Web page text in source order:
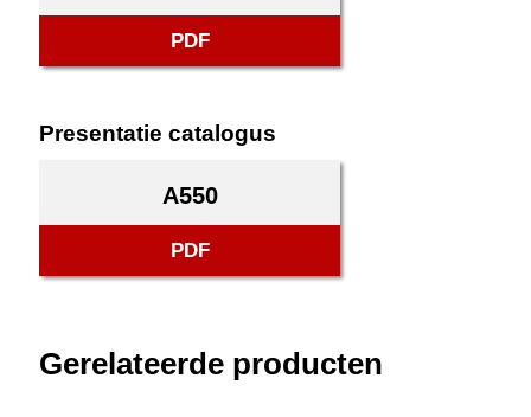
PDF
Presentatie catalogus
A550
PDF
Gerelateerde producten